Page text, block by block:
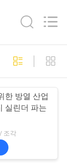
한 방열 산업
실린더 파는
조각